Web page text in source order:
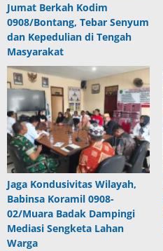
Jumat Berkah Kodim
0908/Bontang, Tebar Senyum
dan Kepedulian di Tengah
Masyarakat
Jaga Kondusivitas Wilayah,
Babinsa Koramil 0908-
02/Muara Badak Dampingi
Mediasi Sengketa Lahan
Warga